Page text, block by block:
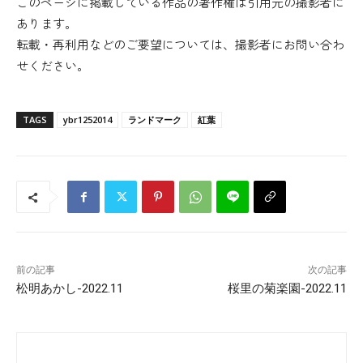
あります。
転載・再利用などのご要望については、撮影者にお問い合わ
せください。
TAGS ybr1252014 ランドマーク 紅葉
前の記事
松明あかし-2022.11
次の記事
桜里の菊楽園-2022.11